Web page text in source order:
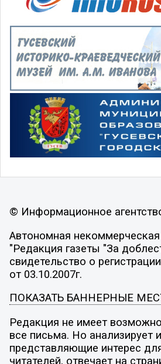
© Информационное
Автономная некоммерческая
"Редакция газеты "За
свидетельство о
от 03.10.2007г.
ПОКАЗАТЬ БАННЕРНЫЕ
Редакция не имеет
все письма. Но анализирует
представляющие интерес
читателей, отвечает на